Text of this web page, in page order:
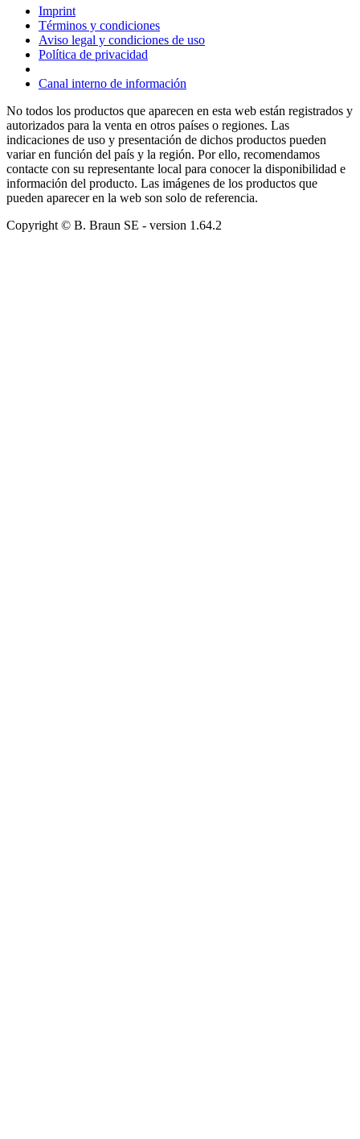
Imprint
Términos y condiciones
Aviso legal y condiciones de uso
Política de privacidad
Canal interno de información
No todos los productos que aparecen en esta web están registrados y
autorizados para la venta en otros países o regiones. Las
indicaciones de uso y presentación de dichos productos pueden
variar en función del país y la región. Por ello, recomendamos
contacte con su representante local para conocer la disponibilidad e
información del producto. Las imágenes de los productos que
pueden aparecer en la web son solo de referencia.
Copyright © B. Braun SE - version 1.64.2